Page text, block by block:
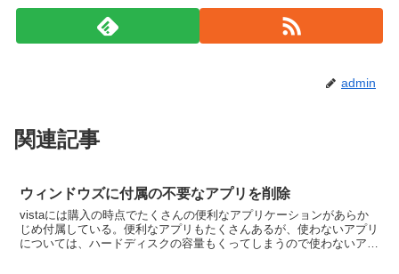
admin
関連記事
ウィンドウズに付属の不要なアプリを削除
vistaには購入の時点でたくさんの便利なアプリケーションがあらか
じめ付属している。便利なアプリもたくさんあるが、使わないアプリ
については、ハードディスクの容量もくってしまうので使わないアプ